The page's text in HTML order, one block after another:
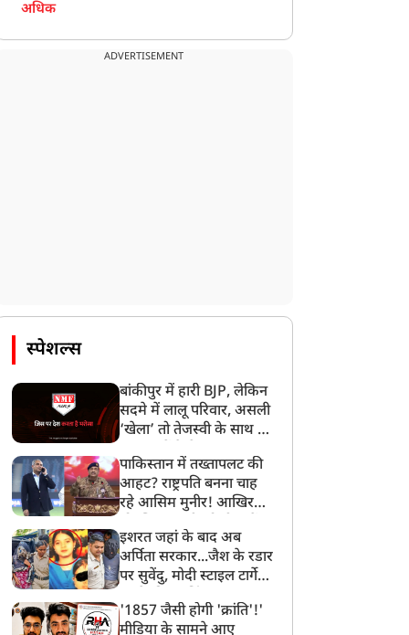
अधिक
ADVERTISEMENT
स्पेशल्स
बांकीपुर में हारी BJP, लेकिन
सदमे में लालू परिवार, असली
‘खेला’ तो तेजस्वी के साथ हो
पाकिस्तान में तख्तापलट की
आहट? राष्ट्रपति बनना चाह
रहे आसिम मुनीर! आखिर
बनाया मोहरा?
इशरत जहां के बाद अब
अर्पिता सरकार...जैश के रडार
पर सुवेंदु, मोदी स्टाइल टार्गेट
बड़ा एक्शन!
'1857 जैसी होगी 'क्रांति'!'
मीडिया के सामने आए